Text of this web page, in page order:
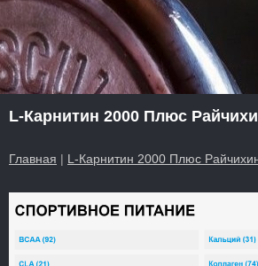
L-Карнитин 2000 Плюс
Главная | L-Карнитин 2000 Плюс